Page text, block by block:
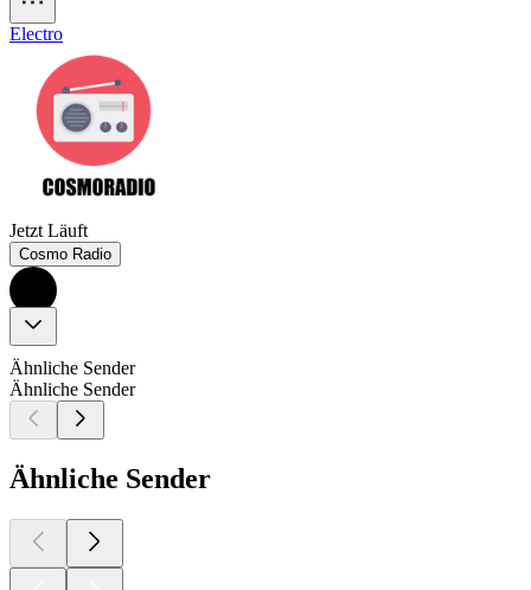
Electro
Jetzt Läuft
Cosmo Radio
Ähnliche Sender
Ähnliche Sender
Ähnliche Sender